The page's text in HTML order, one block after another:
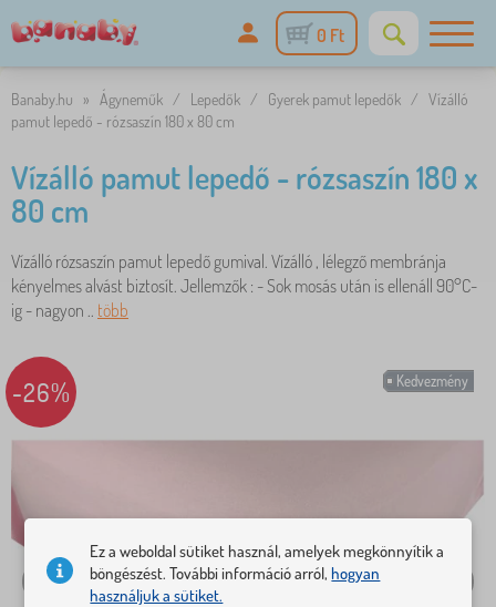
0 Ft
Banaby.hu » Ágyneműk / Lepedők / Gyerek pamut lepedők / Vízálló
pamut lepedő - rózsaszín 180 x 80 cm
Vízálló pamut lepedő - rózsaszín 180 x
80 cm
Vízálló rózsaszín pamut lepedő gumival. Vízálló , lélegző membránja
kényelmes alvást biztosít. Jellemzők : - Sok mosás után is ellenáll 90°C-
ig - nagyon .. több
Kedvezmény
-26%
Ez a weboldal sütiket használ, amelyek megkönnyítik a
böngészést. További információ arról,hogyan
használjuk a sütiket.